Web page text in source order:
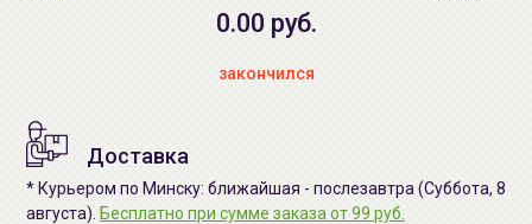
0.00 руб.
закончился
Доставка
* Курьером по Минску: ближайшая - послезавтра (Суббота, 8
августа). Бесплатно при сумме заказа от 99 руб.